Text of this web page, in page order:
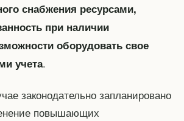
снабжения ресурсами,
при наличии
оборудовать свое
учета.
законодательно запланировано
повышающих